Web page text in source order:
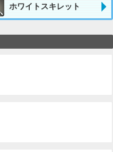
ホワイトスキレット